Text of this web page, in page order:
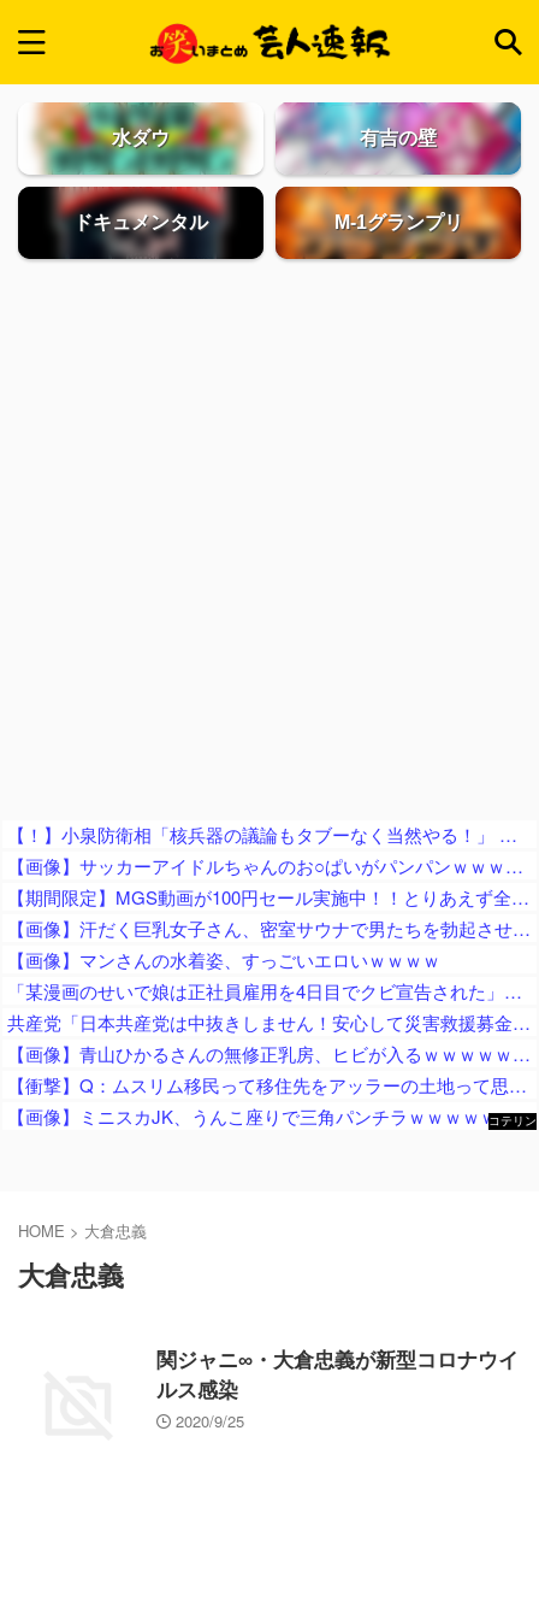
水ダウ 有吉の壁
ドキュメンタル M-1グランプリ
【！】小泉防衛相「核兵器の議論もタブーなく当然やる！」 → 漫画家さん「テレビも新聞も騒げ！憲法違反の暴論！辞任どころか辞職すべき！」
【画像】サッカーアイドルちゃんのお○ぱいがパンパンｗｗｗｗｗｗｗｗｗｗｗｗ
【期間限定】MGS動画が100円セール実施中！！とりあえず全部買うやろｗｗｗｗｗ
【画像】汗だく巨乳女子さん、密室サウナで男たちを勃起させてしまうｗｗｗｗｗｗ
【画像】マンさんの水着姿、すっごいエロいｗｗｗｗ
「某漫画のせいで娘は正社員雇用を4日目でクビ宣告された」とジャーナリストがアニメ化中止を要求、まず最初に会社を訴えたら？とのツッコミが……
共産党「日本共産党は中抜きしません！安心して災害救援募金をしてください！」「お金に清潔な日本共産党だからこそ信頼できる！」
【画像】青山ひかるさんの無修正乳房、ヒビが入るｗｗｗｗｗｗｗｗｗｗｗｗｗｗ
【衝撃】Q：ムスリム移民って移住先をアッラーの土地って思ってるの？ → 衝撃の回答がコチラ → ｗｗｗｗｗｗｗｗｗｗｗｗｗｗ
【画像】ミニスカJK、うんこ座りで三角パンチラｗｗｗｗｗコテリン
HOME > 大倉忠義
大倉忠義
関ジャニ∞・大倉忠義が新型コロナウイ
ルス感染
2020/9/25